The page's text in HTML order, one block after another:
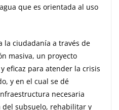
que es orientada al uso
la ciudadanía a través de
masiva, un proyecto
eficaz para atender la crisis
y en el cual se dé
necesaria
del subsuelo, rehabilitar y